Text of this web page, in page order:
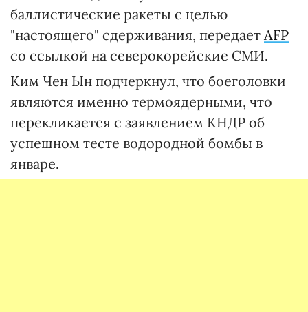
баллистические ракеты с целью
"настоящего" сдерживания, передает AFP
со ссылкой на северокорейские СМИ.
Ким Чен Ын подчеркнул, что боеголовки
являются именно термоядерными, что
перекликается с заявлением КНДР об
успешном тесте водородной бомбы в
январе.